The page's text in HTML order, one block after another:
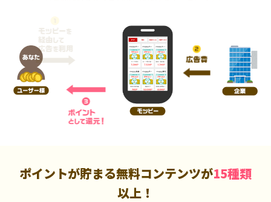
ポイントが貯まる無料コンテンツが15種類
以上！